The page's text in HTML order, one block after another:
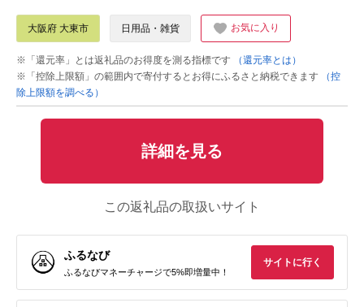
大阪府 大東市 日用品・雑貨 お気に入り
※「還元率」とは返礼品のお得度を測る指標です
（還元率とは）
※「控除上限額」の範囲内で寄付するとお得にふるさと納税できます
（控
除上限額を調べる）
詳細を見る
この返礼品の取扱いサイト
ふるなび
ふるなびマネーチャージで5%即増量中！
サイトに行く